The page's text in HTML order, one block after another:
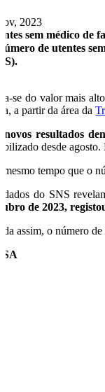
2023
sem médico de
de utentes
se do valor mais
a partir da área da
novos resultados
desde
tempo que o
dados do SNS
de 2023,
assim, o número